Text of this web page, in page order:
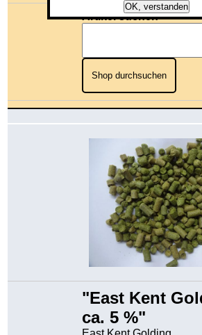
OK, verstanden
Artikel suchen
Shop durchsuchen
"East Kent
ca. 5 %"